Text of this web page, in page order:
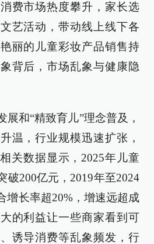
费市场热度攀升，家长选
艺活动，带动线上线下各
丽的儿童彩妆产品销售持
背后，市场乱象与健康隐
展和“精致育儿”理念普及，
温，行业规模迅速扩张，
关数据显示，2025年儿童
破200亿元，2019年至2024
增长率超20%，增速远超成
的利益让一些商家看到可
诱导消费等乱象频发，行